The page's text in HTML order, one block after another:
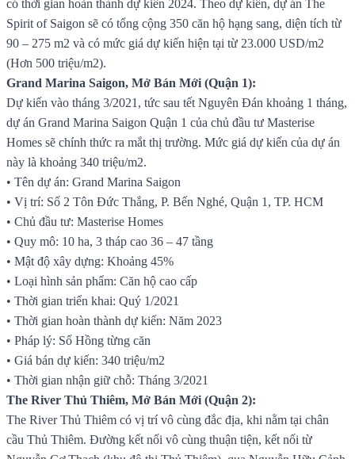
có thời gian hoàn thành dự kiến 2024. Theo dự kiến, dự án The
Spirit of Saigon sẽ có tổng cộng 350 căn hộ hạng sang, diện tích từ
90 – 275 m2 và có mức giá dự kiến hiện tại từ 23.000 USD/m2
(Hơn 500 triệu/m2).
Grand Marina Saigon, Mở Bán Mới (Quận 1):
Dự kiến vào tháng 3/2021, tức sau tết Nguyên Đán khoảng 1 tháng,
dự án Grand Marina Saigon Quận 1 của chủ đầu tư Masterise
Homes sẽ chính thức ra mắt thị trường. Mức giá dự kiến của dự án
này là khoảng 340 triệu/m2.
• Tên dự án: Grand Marina Saigon
• Vị trí: Số 2 Tôn Đức Thắng, P. Bến Nghé, Quận 1, TP. HCM
• Chủ đầu tư: Masterise Homes
• Quy mô: 10 ha, 3 tháp cao 36 – 47 tầng
• Mật độ xây dựng: Khoảng 45%
• Loại hình sản phẩm: Căn hộ cao cấp
• Thời gian triển khai: Quý 1/2021
• Thời gian hoàn thành dự kiến: Năm 2023
• Pháp lý: Sổ Hồng từng căn
• Giá bán dự kiến: 340 triệu/m2
• Thời gian nhận giữ chỗ: Tháng 3/2021
The River Thủ Thiêm, Mở Bán Mới (Quận 2):
The River Thủ Thiêm có vị trí vô cùng đắc địa, khi nằm tại chân
cầu Thủ Thiêm. Đường kết nối vô cùng thuận tiện, kết nối từ